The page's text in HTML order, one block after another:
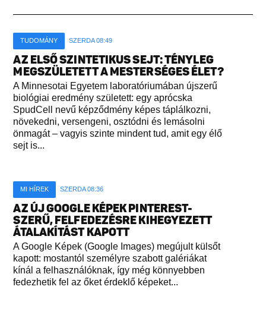
TUDOMÁNY SZERDA 08:49
AZ ELSŐ SZINTETIKUS SEJT: TÉNYLEG
MEGSZÜLETETT A MESTERSÉGES ÉLET?
A Minnesotai Egyetem laboratóriumában újszerű
biológiai eredmény született: egy aprócska
SpudCell nevű képződmény képes táplálkozni,
növekedni, versengeni, osztódni és lemásolni
önmagát – vagyis szinte mindent tud, amit egy élő
sejt is...
MI HÍREK SZERDA 08:36
AZ ÚJ GOOGLE KÉPEK PINTEREST-
SZERŰ, FELFEDEZÉSRE KIHEGYEZETT
ÁTALAKÍTÁST KAPOTT
A Google Képek (Google Images) megújult külsőt
kapott: mostantól személyre szabott galériákat
kínál a felhasználóknak, így még könnyebben
fedezhetik fel az őket érdeklő képeket...